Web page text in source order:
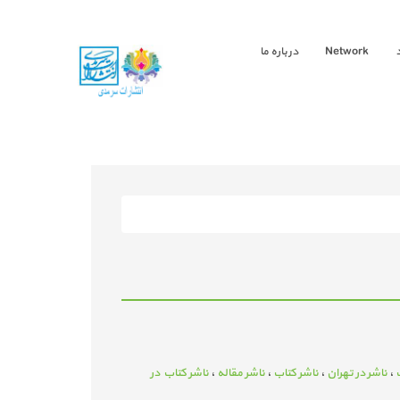
Network درباره ما
،ناشر در تهران ،ناشر کتاب ،ناشر مقاله ،ناشر کتاب در